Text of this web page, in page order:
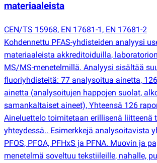
materiaaleista
CEN/TS 15968, EN 17681-1, EN 17681-2
Kohdennettu PFAS-yhdisteiden analyysi
materiaaleista akkreditoiduilla,
MS/MS-menetelmillä. Analyysi sisältää
fluoriyhdisteitä: 77 analysoitua ainetta,
ainetta (analysoitujen happojen suolat,
samankaltaiset aineet), Yhteensä 126
Aineluettelo toimitetaan erillisenä liitteenä
yhteydessä.. Esimerkkejä analysoitavista
PFOS, PFOA, PFHxS ja PFNA. Muovin ja
menetelmä soveltuu tekstiileille, nahalle,